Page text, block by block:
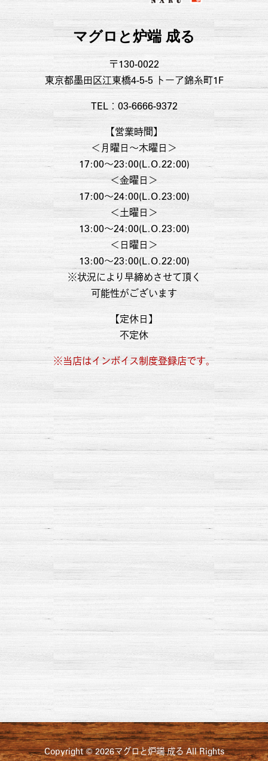
マグロと炉端 成る
〒130-0022
東京都墨田区江東橋4-5-5 トーア錦糸町1F
TEL：03-6666-9372
【営業時間】
＜月曜日〜木曜日＞
17:00～23:00(L.O.22:00)
＜金曜日＞
17:00～24:00(L.O.23:00)
＜土曜日＞
13:00～24:00(L.O.23:00)
＜日曜日＞
13:00～23:00(L.O.22:00)
※状況により早締めさせて頂く
可能性がございます
【定休日】
不定休
※当店はインボイス制度登録店です。
Copyright © 2026マグロと炉端 成る All Rights